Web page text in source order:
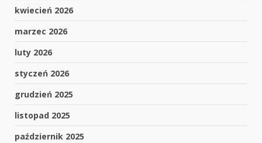
kwiecień 2026
marzec 2026
luty 2026
styczeń 2026
grudzień 2025
listopad 2025
październik 2025